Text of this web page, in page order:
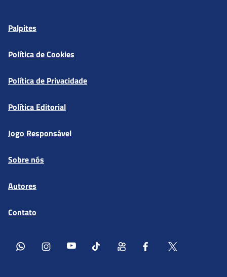
Palpites
Política de Cookies
Política de Privacidade
Política Editorial
Jogo Responsável
Sobre nós
Autores
Contato